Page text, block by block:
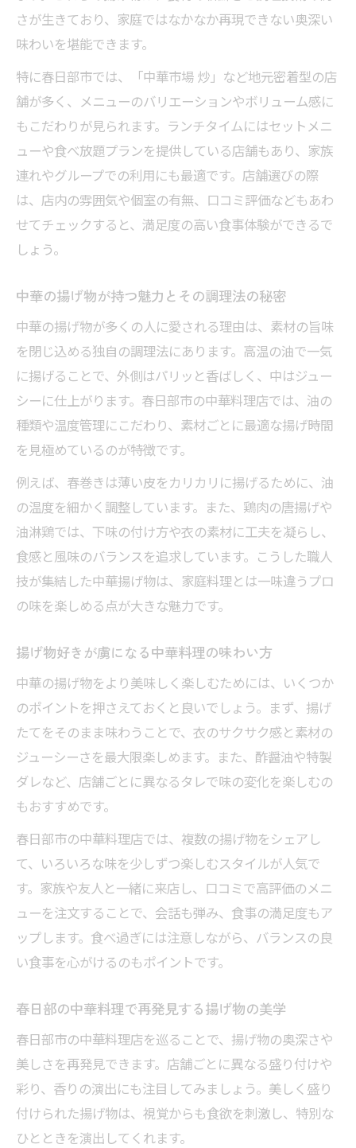
さが生きており、家庭ではなかなか再現できない奥深い
味わいを堪能できます。
特に春日部市では、「中華市場 炒」など地元密着型の店
舗が多く、メニューのバリエーションやボリューム感に
もこだわりが見られます。ランチタイムにはセットメニ
ューや食べ放題プランを提供している店舗もあり、家族
連れやグループでの利用にも最適です。店舗選びの際
は、店内の雰囲気や個室の有無、口コミ評価などもあわ
せてチェックすると、満足度の高い食事体験ができるで
しょう。
中華の揚げ物が持つ魅力とその調理法の秘密
中華の揚げ物が多くの人に愛される理由は、素材の旨味
を閉じ込める独自の調理法にあります。高温の油で一気
に揚げることで、外側はパリッと香ばしく、中はジュー
シーに仕上がります。春日部市の中華料理店では、油の
種類や温度管理にこだわり、素材ごとに最適な揚げ時間
を見極めているのが特徴です。
例えば、春巻きは薄い皮をカリカリに揚げるために、油
の温度を細かく調整しています。また、鶏肉の唐揚げや
油淋鶏では、下味の付け方や衣の素材に工夫を凝らし、
食感と風味のバランスを追求しています。こうした職人
技が集結した中華揚げ物は、家庭料理とは一味違うプロ
の味を楽しめる点が大きな魅力です。
揚げ物好きが虜になる中華料理の味わい方
中華の揚げ物をより美味しく楽しむためには、いくつか
のポイントを押さえておくと良いでしょう。まず、揚げ
たてをそのまま味わうことで、衣のサクサク感と素材の
ジューシーさを最大限楽しめます。また、酢醤油や特製
ダレなど、店舗ごとに異なるタレで味の変化を楽しむの
もおすすめです。
春日部市の中華料理店では、複数の揚げ物をシェアし
て、いろいろな味を少しずつ楽しむスタイルが人気で
す。家族や友人と一緒に来店し、口コミで高評価のメニ
ューを注文することで、会話も弾み、食事の満足度もア
ップします。食べ過ぎには注意しながら、バランスの良
い食事を心がけるのもポイントです。
春日部の中華料理で再発見する揚げ物の美学
春日部市の中華料理店を巡ることで、揚げ物の奥深さや
美しさを再発見できます。店舗ごとに異なる盛り付けや
彩り、香りの演出にも注目してみましょう。美しく盛り
付けられた揚げ物は、視覚からも食欲を刺激し、特別な
ひとときを演出してくれます。